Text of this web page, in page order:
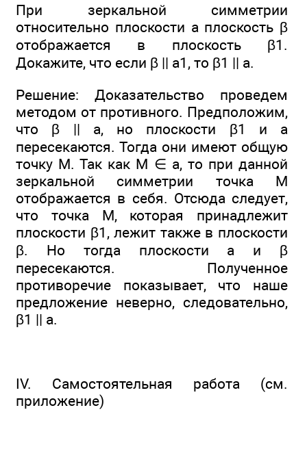
При зеркальной симметрии
относительно плоскости а плоскость β
отображается в плоскость β1.
Докажите, что если β || а1, то β1 || а.
Решение: Доказательство проведем
методом от противного. Предположим,
что β || а, но плоскости β1 и а
пересекаются. Тогда они имеют общую
точку М. Так как M ∈ а, то при данной
зеркальной симметрии точка М
отображается в себя. Отсюда следует,
что точка М, которая принадлежит
плоскости β1, лежит также в плоскости
β. Но тогда плоскости а и β
пересекаются. Полученное
противоречие показывает, что наше
предложение неверно, следовательно,
β1 || а.
IV. Самостоятельная работа (см.
приложение)